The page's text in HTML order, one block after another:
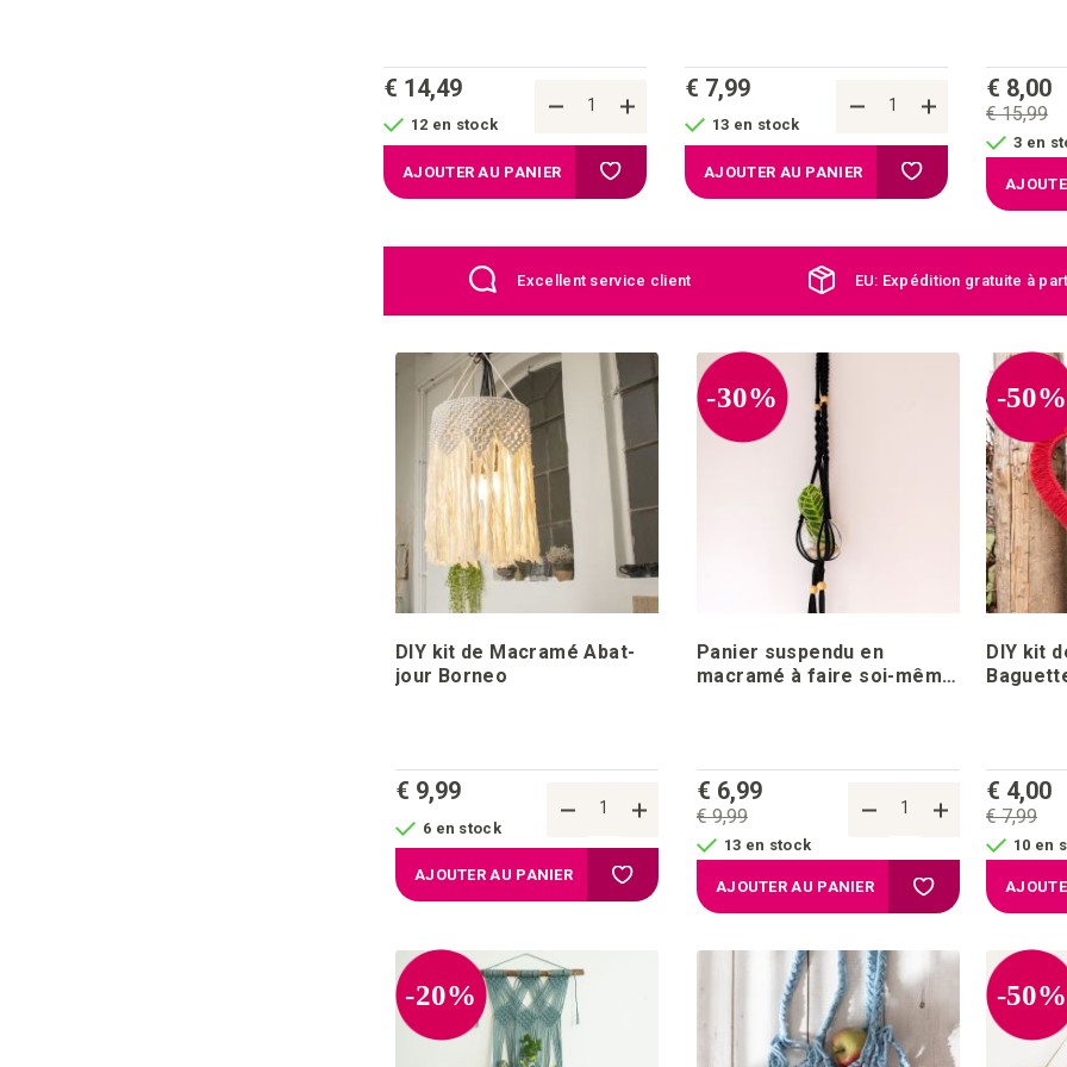
€ 14,49
12 en stock
AJOUTER AU PANIER Ajouter à la liste d'achats
€ 7,99
13 en stock
AJOUTER AU PANIER Ajouter à la liste
€ 15,99
€ 8,00
3 en
Excellent service client EU: Expédition gratuite à
DIY kit de Macramé Abat-
jour Borneo
€ 9,99
6 en stock
AJOUTER AU PANIER Ajouter à la liste d'achats
-30%
Panier suspendu en
macramé à faire soi-même
€ 9,99
€ 6,99
13 en stock
AJOUTER AU PANIER Ajouter à la liste
-50%
DIY kit
€ 7,99
€ 4,00
10 en
-20% -50%